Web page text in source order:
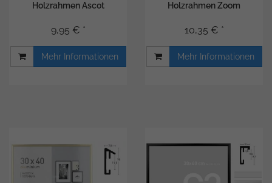
Holzrahmen Ascot
9,95 € *
Mehr Informationen
Holzrahmen Zoom
10,35 € *
Mehr Informationen